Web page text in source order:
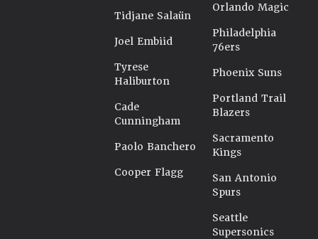
Tidjane Salaün
Joel Embiid
Tyrese
Haliburton
Cade
Cunningham
Paolo Banchero
Cooper Flagg
Orlando Magic
Philadelphia
76ers
Phoenix Suns
Portland Trail
Blazers
Sacramento
Kings
San Antonio
Spurs
Seattle
Supersonics